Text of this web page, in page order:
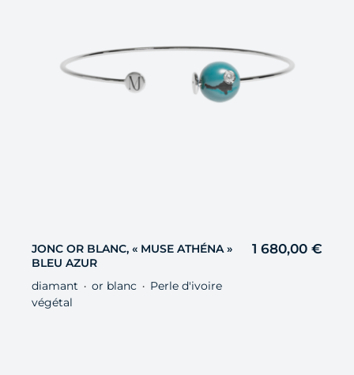
JONC OR BLANC, « MUSE ATHÉNA »
BLEU AZUR
1 680,00 €
diamant ・ or blanc ・ Perle d'ivoire
végétal